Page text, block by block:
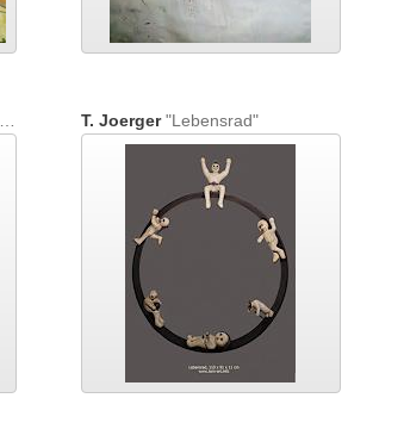
T. Joerger"Lebensrad"